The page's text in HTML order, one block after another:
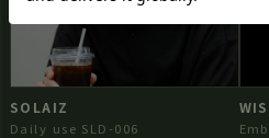
SOLAIZ
Daily use SLD-006